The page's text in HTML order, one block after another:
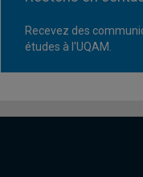
Recevez des
études à l'UQAM.